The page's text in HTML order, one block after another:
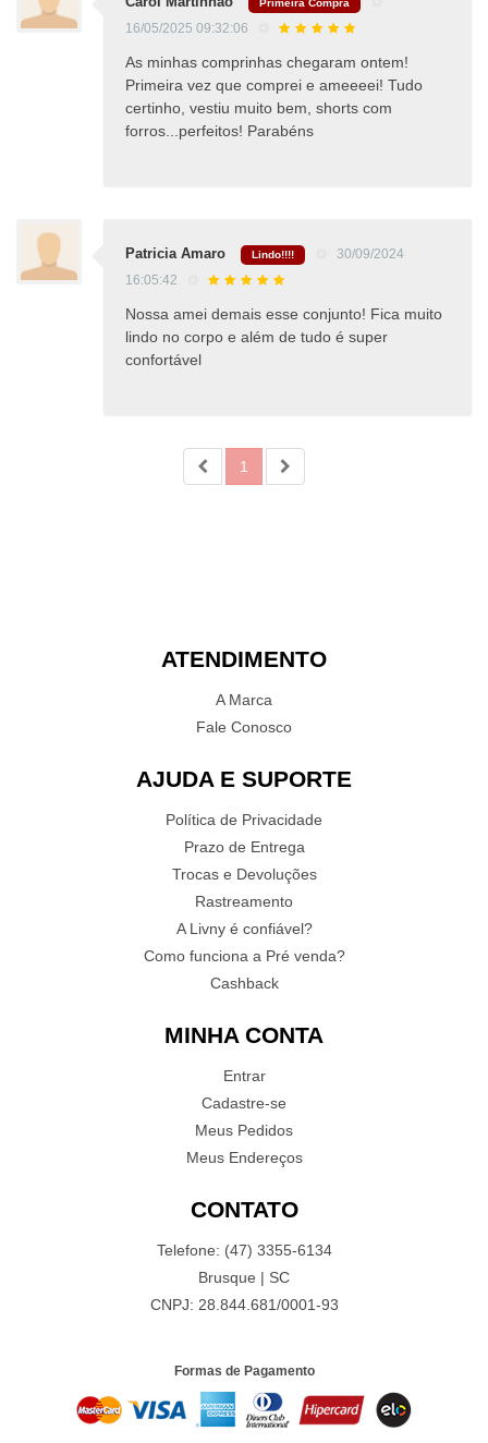
Primeira Compra
16/05/2025 09:32:06
As minhas comprinhas chegaram ontem!
Primeira vez que comprei e ameeeei! Tudo
certinho, vestiu muito bem, shorts com
forros...perfeitos! Parabéns
Patricia Amaro Lindo!!!!
30/09/2024
16:05:42
Nossa amei demais esse conjunto! Fica muito
lindo no corpo e além de tudo é super
confortável
1
ATENDIMENTO
A Marca
Fale Conosco
AJUDA E SUPORTE
Política de Privacidade
Prazo de Entrega
Trocas e Devoluções
Rastreamento
A Livny é confiável?
Como funciona a Pré venda?
Cashback
MINHA CONTA
Entrar
Cadastre-se
Meus Pedidos
Meus Endereços
CONTATO
Telefone: (47) 3355-6134
Brusque | SC
CNPJ: 28.844.681/0001-93
Formas de Pagamento